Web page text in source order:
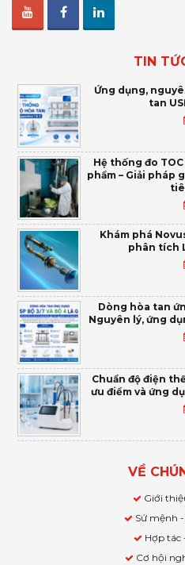
TIN
Ứng dụng,
tan
Hệ thống đo
phẩm – Giải pháp
Khám phá
phân tích
Dòng hòa tan
Nguyên lý, ứng
Chuẩn độ điện
ưu điểm và ứng
VỀ
Giới
Sứ mệnh
Hợp tác
Cơ hội